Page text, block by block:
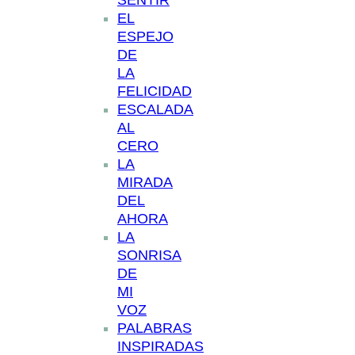
EL
ESPEJO
DE
LA
FELICIDAD
ESCALADA
AL
CERO
LA
MIRADA
DEL
AHORA
LA
SONRISA
DE
MI
VOZ
PALABRAS
INSPIRADAS